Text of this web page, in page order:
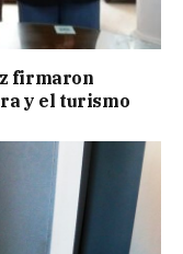
firmaron
y el turismo